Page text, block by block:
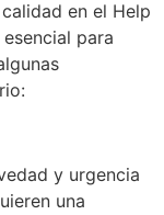
en el Help
para
y urgencia
una